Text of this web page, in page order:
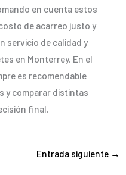
en cuenta estos
de acarreo justo y
servicio de calidad y
en Monterrey. En el
es recomendable
y comparar distintas
final.
Entrada siguiente →